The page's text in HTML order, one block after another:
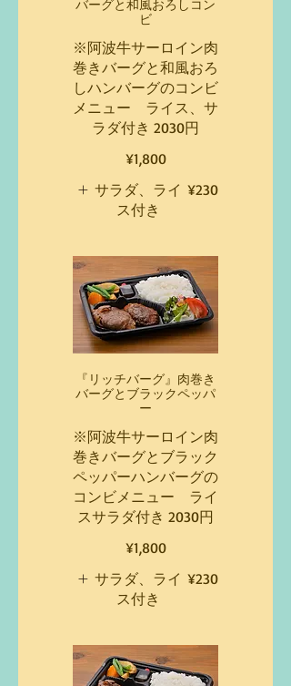
バーグと和風おろしコン
ビ
※阿波牛サーロイン肉
巻きバーグと和風おろ
しハンバーグのコンビ
メニュー ライス、サ
ラダ付き 2030円
¥1,800
サラダ、ライ
ス付き
¥230
『リッチバーグ』肉巻き
バーグとブラックペッパ
ー
※阿波牛サーロイン肉
巻きバーグとブラック
ペッパーハンバーグの
コンビメニュー ライ
スサラダ付き 2030円
¥1,800
サラダ、ライ
ス付き
¥230